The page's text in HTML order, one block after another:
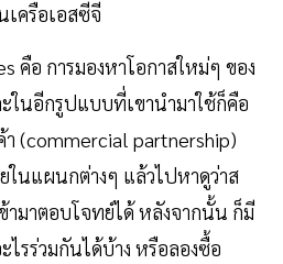
ครือเอสซีจี
คือ การมองหาโอกาสใหม่ๆ ของ
ในอีกรูปแบบที่เขานำมาใช้ก็คือ
า (commercial partnership)
ในแผนกต่างๆ แล้วไปหาดูว่าส
ามาตอบโจทย์ได้ หลังจากนั้น ก็มี
รร่วมกันได้บ้าง หรือลองซื้อ